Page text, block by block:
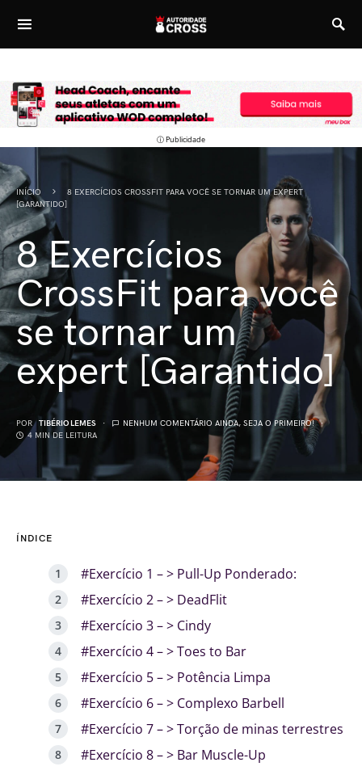
ⓘ Publicidade
INÍCIO
8 EXERCÍCIOS CROSSFIT PARA VOCÊ SE TORNAR UM EXPERT
[GARANTIDO]
8 Exercícios
CrossFit para você
se tornar um
expert [Garantido]
POR TIBÉRIO LEMES
NENHUM COMENTÁRIO AINDA, SEJA O PRIMEIRO!
4 MIN DE LEITURA
ÍNDICE
#Exercício 1 – > Pull-Up Ponderado:
#Exercício 2 – > DeadFlit
#Exercício 3 – > Cindy
#Exercício 4 – > Toes to Bar
#Exercício 5 – > Potência Limpa
#Exercício 6 – > Complexo Barbell
#Exercício 7 – > Torção de minas terrestres
#Exercício 8 – > Bar Muscle-Up